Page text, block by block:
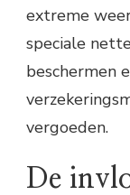
extreme
speciale
beschermen
vergoeden.
De